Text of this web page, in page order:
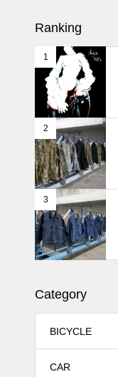
Ranking
1
2
3
Category
BICYCLE
CAR